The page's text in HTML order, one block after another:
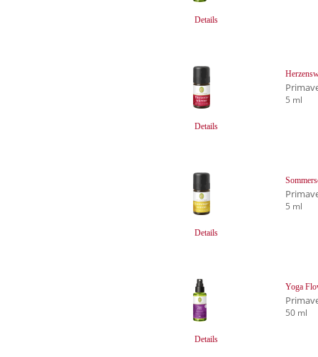
Details
Details
5 ml
Details
5 ml
Details
Yoga
50 ml